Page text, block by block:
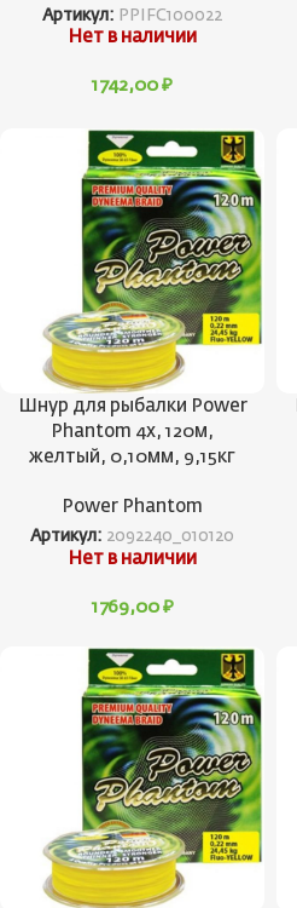
Артикул: PPIFC100022
Нет в наличии
1742,00 ₽
Шнур для рыбалки Power
Phantom 4x, 120м,
желтый, 0,10мм, 9,15кг
Power Phantom
Артикул: 2092240_010120
Нет в наличии
1769,00 ₽